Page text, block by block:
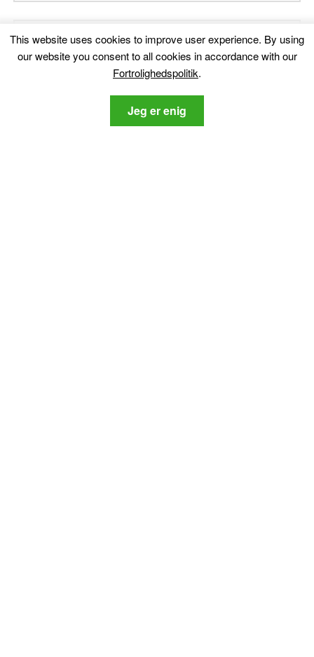
Oversættelse
This website uses cookies to improve user experience. By using
our website you consent to all cookies in accordance with our
Fortrolighedspolitik.
Jeg er enig